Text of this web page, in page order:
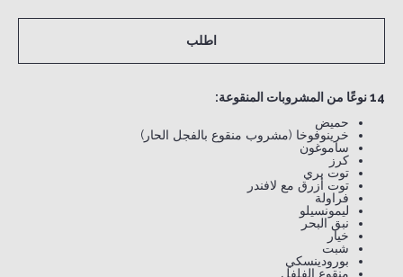
اطلب
14 نوعًا من المشروبات المنقوعة:
حميض
خرينوفوخا (مشروب منقوع بالفجل الحار)
ساموغون
كرز
توت بري
توت أزرق مع لافندر
فراولة
ليمونسيلو
نبق البحر
خيار
شبت
بورودينسكي
منقوع الفلفل